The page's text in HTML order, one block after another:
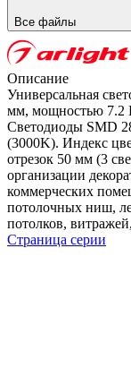
Все файлы
Описание
Универсальная
мм, мощностью 7.2
Светодиоды SMD
(3000K). Индекс
отрезок 50 мм (3
организации
коммерческих
потолочных ниш,
потолков,
Страница серии